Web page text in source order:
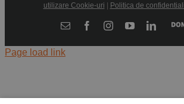
utilizare Cookie-uri | Politica de
E-
FacebookInstagramYouTube
Page load link